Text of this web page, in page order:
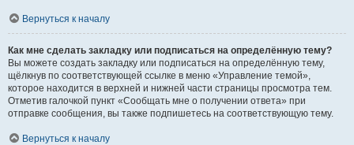
Вернуться к началу
Как мне сделать закладку или подписаться на определённую тему?
Вы можете создать закладку или подписаться на определённую тему,
щёлкнув по соответствующей ссылке в меню «Управление темой»,
которое находится в верхней и нижней части страницы просмотра тем.
Отметив галочкой пункт «Сообщать мне о получении ответа» при
отправке сообщения, вы также подпишетесь на соответствующую тему.
Вернуться к началу